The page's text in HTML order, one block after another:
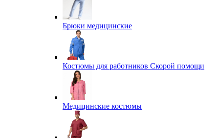
Брюки медицинские
Костюмы для работников Скорой помощи
Медицинские костюмы